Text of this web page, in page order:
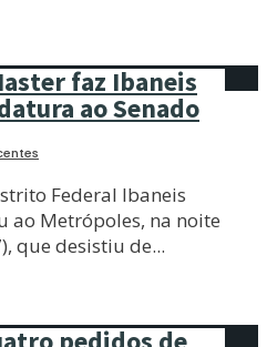
faz Ibaneis
ao Senado
Federal Ibaneis
ao Metrópoles, na noite
que desistiu de...